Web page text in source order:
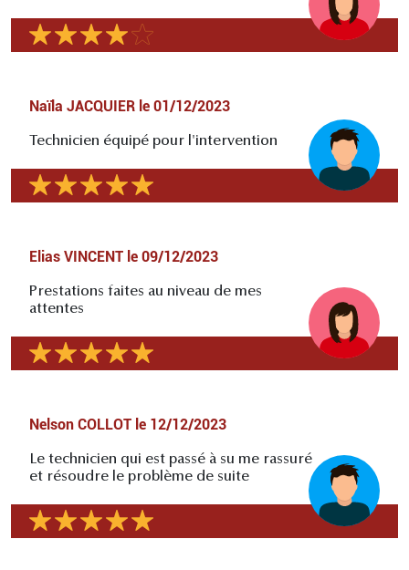
Naïla JACQUIER le 01/12/2023
Technicien équipé pour l'intervention
Elias VINCENT le 09/12/2023
Prestations faites au niveau de mes
attentes
Nelson COLLOT le 12/12/2023
Le technicien qui est passé à su me rassuré
et résoudre le problème de suite